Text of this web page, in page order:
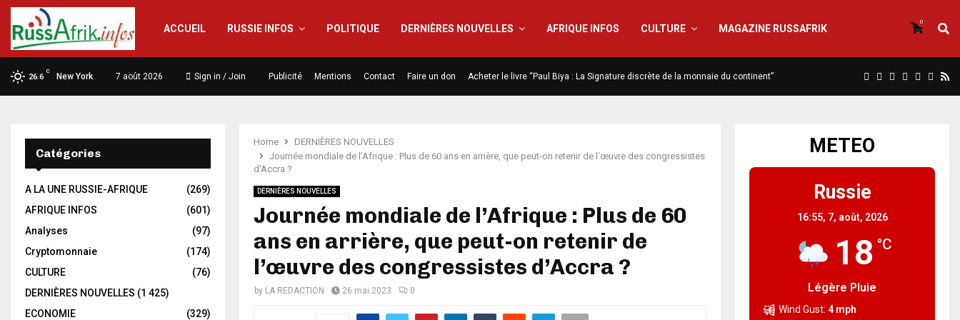
ACCUEIL RUSSIE INFOS POLITIQUE DERNIÈRES NOUVELLES AFRIQUE INFOS CULTURE MAGAZINE RUSSAFRIK
0
26.6
C
New York 7 août 2026 Sign in / Join Publicité Mentions Contact Faire un don Acheter le livre “Paul Biya : La Signature discrète de la monnaie du continent”
Home
DERNIÈRES NOUVELLES
Journée mondiale de l’Afrique : Plus de 60 ans en arrière, que peut-on retenir de l’œuvre des congressistes
d’Accra ?
DERNIÈRES NOUVELLES
Journée mondiale de l’Afrique : Plus de 60
ans en arrière, que peut-on retenir de
l’œuvre des congressistes d’Accra ?
by LA REDACTION 26 mai 2023 0
Catégories
A LA UNE RUSSIE-AFRIQUE
(269)
AFRIQUE INFOS
(601)
Analyses
(97)
Cryptomonnaie
(174)
CULTURE
(76)
DERNIÈRES NOUVELLES (1 425)
ECONOMIE
(329)
METEO
Russie
16:55, 7, août, 2026
18 °C
Légère Pluie
Wind Gust: 4 mph